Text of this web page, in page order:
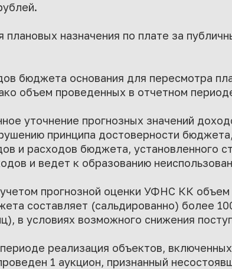
плановых назначения по плате за
бюджета основания для пересмотра
объем проведенных в отчетном
уточнение прогнозных значений
принципа достоверности
и расходов бюджета, установленного
и ведет к образованию
прогнозной оценки УФНС КК
составляет (сальдированно) более
в условиях возможного снижения
реализация объектов,
1 аукцион, признанный